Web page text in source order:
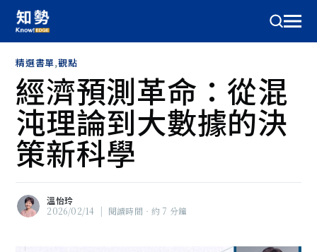
精選書單,觀點
經濟預測革命：從混
沌理論到大數據的決
策新科學
溫怡玲
2026/02/14 | 閱讀時間‧約 7 分鐘